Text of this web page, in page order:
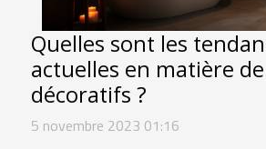
Quelles sont les
actuelles en matière
décoratifs ?
5 novembre 2023 01:16